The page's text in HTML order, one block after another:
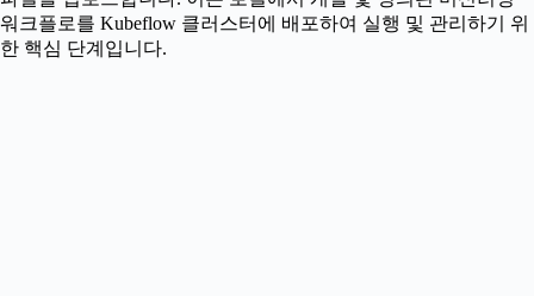
워크플로를 Kubeflow 클러스터에 배포하여 실행 및 관리하기 위
한 핵심 단계입니다.